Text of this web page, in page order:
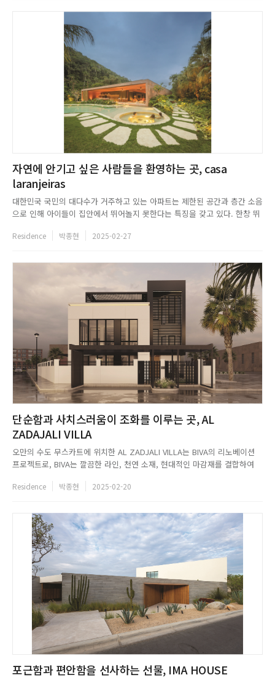
자연에 안기고 싶은 사람들을 환영하는 곳, casa
laranjeiras
대한민국 국민의 대다수가 거주하고 있는 아파트는 제한된 공간과 층간 소음
으로 인해 아이들이 집안에서 뛰어놀지 못한다는 특징을 갖고 있다. 한창 뛰
고 싶어 하는 것을 할 수 있는 집을 꿈꾼다. 브라질 리우데자네이루의 파라티
Residence 박종현 2025-02-27
단순함과 사치스러움이 조화를 이루는 곳, AL
ZADAJALI VILLA
오만의 수도 무스카트에 위치한 AL ZADJALI VILLA는 BIVA의 리노베이션
프로젝트로, BIVA는 깔끔한 라인, 천연 소재, 현대적인 마감재를 결합하여
흰색의 벽 톤과 아름답게 대조되는 반면, 큼지막한 창문은 자연광으로 공간
Residence 박종현 2025-02-20
포근함과 편안함을 선사하는 선물, IMA HOUSE